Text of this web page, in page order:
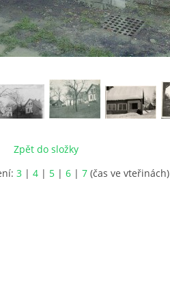
Zpět do složky
3 | 4 | 5 | 6 | 7 (čas ve vteřinách)